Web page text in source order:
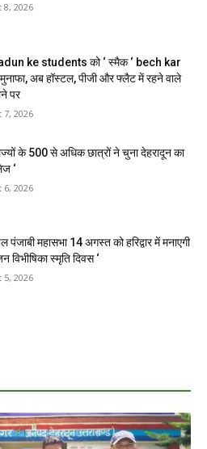
8, 2026
ke students को ‘ स्मैक ‘ bech kar
मुनाफा, अब हॉस्टल, पीजी और फ्लैट में रहने वाले
पर
7, 2026
के 500 से अधिक छात्रों ने चुना देहरादून का
‘
6, 2026
पंजाबी महासभा 14 अगस्त को हरिद्वार में मनाएगी
विभीषिका स्मृति दिवस ‘
5, 2026